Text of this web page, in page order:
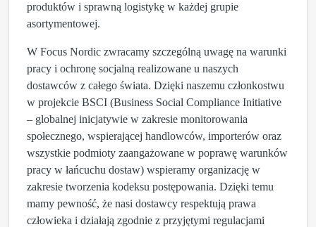
produktów i sprawną logistykę w każdej grupie
asortymentowej.
W Focus Nordic zwracamy szczególną uwagę na warunki
pracy i ochronę socjalną realizowane u naszych
dostawców z całego świata. Dzięki naszemu członkostwu
w projekcie BSCI (Business Social Compliance Initiative
– globalnej inicjatywie w zakresie monitorowania
społecznego, wspierającej handlowców, importerów oraz
wszystkie podmioty zaangażowane w poprawę warunków
pracy w łańcuchu dostaw) wspieramy organizację w
zakresie tworzenia kodeksu postępowania. Dzięki temu
mamy pewność, że nasi dostawcy respektują prawa
człowieka i działają zgodnie z przyjętymi regulacjami